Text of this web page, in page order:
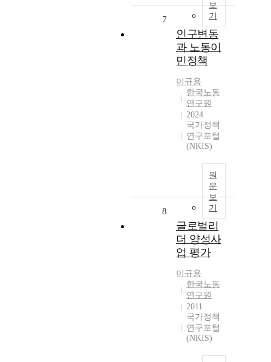
보
기
7
인구변동
과 노동이
민정책
이규용
한국노동
연구원
2024
국가정책
연구포털
(NKIS)
원
문
보
기
8
글로벌리
더 양성사
업 평가
이규용
한국노동
연구원
2011
국가정책
연구포털
(NKIS)